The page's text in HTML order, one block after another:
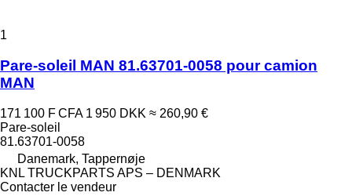
1
Pare-soleil MAN 81.63701-0058 pour camion
MAN
171 100 F CFA 1 950 DKK ≈ 260,90 €
Pare-soleil
81.63701-0058
Danemark, Tappernøje
KNL TRUCKPARTS APS – DENMARK
Contacter le vendeur